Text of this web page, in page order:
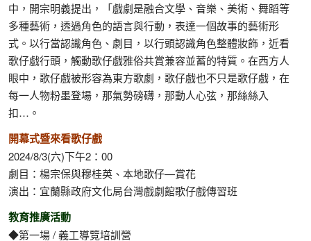
中，開宗明義提出，「戲劇是融合文學、音樂、美術、舞蹈等
多種藝術，透過角色的語言與行動，表達一個故事的藝術形
式。以行當認識角色、劇目，以行頭認識角色整體妝飾，近看
歌仔戲行頭，觸動歌仔戲雅俗共賞兼容並蓄的特質。在西方人
眼中，歌仔戲被形容為東方歌劇，歌仔戲也不只是歌仔戲，在
每一人物粉墨登場，那氣勢磅礴，那動人心弦，那絲絲入
扣…。
開幕式暨來看歌仔戲
2024/8/3(六)下午2：00
劇目：楊宗保與穆桂英、本地歌仔—賞花
演出：宜蘭縣政府文化局台灣戲劇館歌仔戲傳習班
教育推廣活動
◆第一場 / 義工導覽培訓營